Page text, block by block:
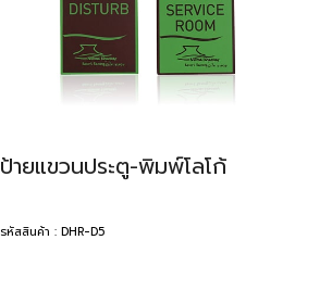
ป้ายแขวนประตู-พิมพ์โลโก้
รหัสสินค้า : DHR-D5